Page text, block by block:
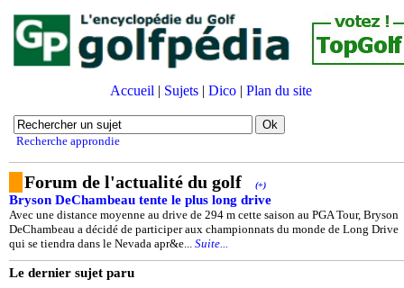
Accueil | Sujets | Dico | Plan du site
Recherche approndie
Forum de l'actualité du golf (+)
Bryson DeChambeau tente le plus long drive
Avec une distance moyenne au drive de 294 m cette saison au PGA Tour, Bryson
DeChambeau a décidé de participer aux championnats du monde de Long Drive
qui se tiendra dans le Nevada apr&e... Suite...
Le dernier sujet paru